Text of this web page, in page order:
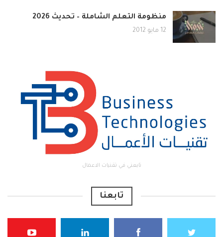
منظومة التعلم الشاملة – تحديث 2026
12 مايو 2012
تابعني في تقنيات الاعمال
تابعنا